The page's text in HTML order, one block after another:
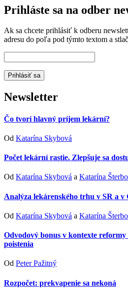
Prihláste sa na odber
Ak sa chcete prihlásiť k odberu
adresu do poľa pod týmto textom a
Newsletter
Čo tvorí hlavný príjem lekární?
Od Katarína Skybová
Počet lekární rastie. Zlepšuje sa
Od Katarína Skybová a Katarína
Analýza lekárenského trhu v SR a v
Od Katarína Skybová a Katarína
Odvodový bonus v kontexte
poistenia
Od Peter Pažitný
Rozpočet: prekvapenie sa nekoná